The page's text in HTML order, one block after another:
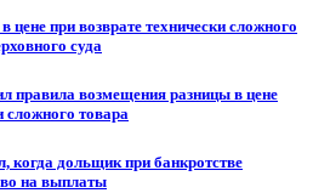
цене при возврате технически сложного
суда
правила возмещения разницы в цене
сложного товара
когда дольщик при банкротстве
на выплаты